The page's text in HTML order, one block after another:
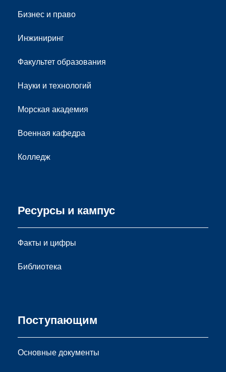
Бизнес и право
Инжиниринг
Факультет образования
Науки и технологий
Морская академия
Военная кафедра
Колледж
Ресурсы и кампус
Факты и цифры
Библиотека
Поступающим
Основные документы